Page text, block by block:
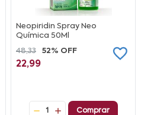
Neopiridin Spray Neo
Química 50Ml
48,33
52% OFF
22,99
1 Comprar